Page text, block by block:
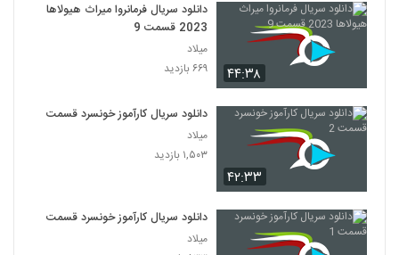
۴۴:۳۸
دانلود سریال فرمانروا میراث هیولاها
2023 قسمت 9
میلاد
۶۶۹ بازدید
۴۲:۳۳
دانلود سریال کارآموز خونسرد قسمت 2
میلاد
۱,۵۰۳ بازدید
دانلود سریال کارآموز خونسرد قسمت 1
میلاد